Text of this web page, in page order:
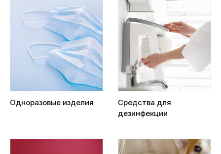
Одноразовые изделия
Средства для
дезинфекции